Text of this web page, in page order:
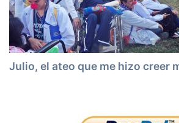
Julio, el ateo que me hizo creer